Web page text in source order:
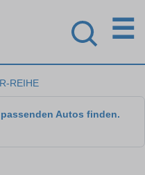
☰
REIHE
Autos finden.